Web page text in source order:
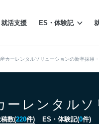
就活支援 ES・体験記
カーレンタルソリューションの新卒採用
ーレンタルソ
数(220件) ES・体験記(0件)